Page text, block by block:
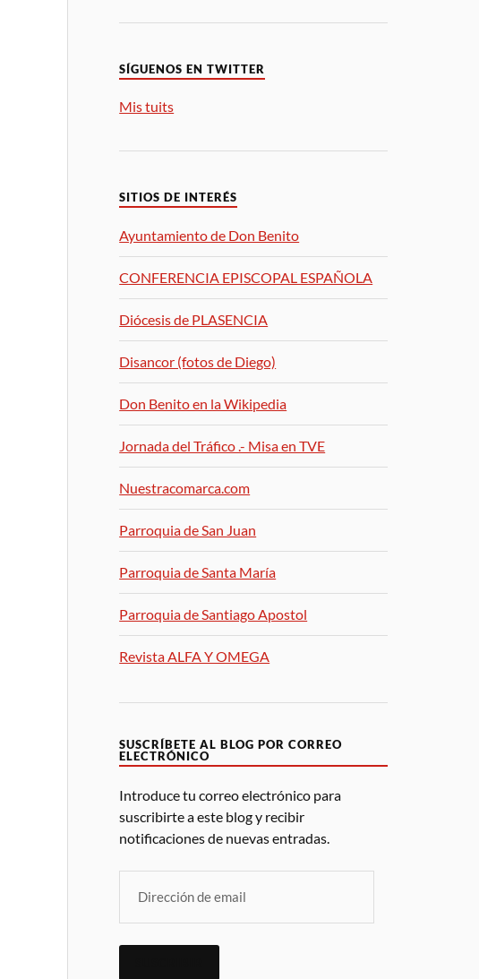
SÍGUENOS EN TWITTER
Mis tuits
SITIOS DE INTERÉS
Ayuntamiento de Don Benito
CONFERENCIA EPISCOPAL ESPAÑOLA
Diócesis de PLASENCIA
Disancor (fotos de Diego)
Don Benito en la Wikipedia
Jornada del Tráfico .- Misa en TVE
Nuestracomarca.com
Parroquia de San Juan
Parroquia de Santa María
Parroquia de Santiago Apostol
Revista ALFA Y OMEGA
SUSCRÍBETE AL BLOG POR CORREO
ELECTRÓNICO
Introduce tu correo electrónico para
suscribirte a este blog y recibir
notificaciones de nuevas entradas.